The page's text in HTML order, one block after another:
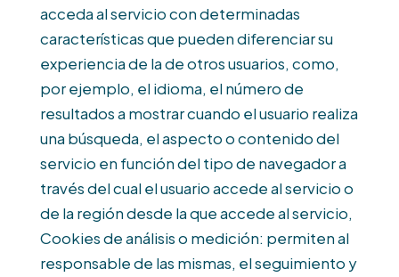
acceda al servicio con determinadas
características que pueden diferenciar su
experiencia de la de otros usuarios, como,
por ejemplo, el idioma, el número de
resultados a mostrar cuando el usuario realiza
una búsqueda, el aspecto o contenido del
servicio en función del tipo de navegador a
través del cual el usuario accede al servicio o
de la región desde la que accede al servicio,
Cookies de análisis o medición: permiten al
responsable de las mismas, el seguimiento y